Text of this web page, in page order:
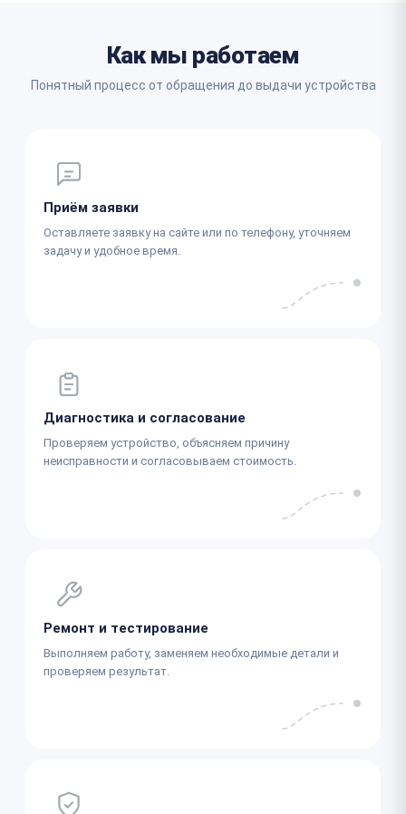
Как мы работаем
Понятный процесс от обращения до выдачи устройства
Приём заявки
Оставляете заявку на сайте или по телефону, уточняем
задачу и удобное время.
Диагностика и согласование
Проверяем устройство, объясняем причину
неисправности и согласовываем стоимость.
Ремонт и тестирование
Выполняем работу, заменяем необходимые детали и
проверяем результат.